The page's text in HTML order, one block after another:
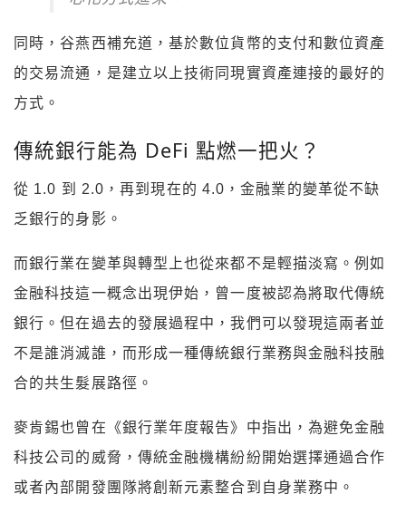
同時，谷燕西補充道，基於數位貨幣的支付和數位資產
的交易流通，是建立以上技術同現實資產連接的最好的
方式。
傳統銀行能為 DeFi 點燃一把火？
從 1.0 到 2.0，再到現在的 4.0，金融業的變革從不缺
乏銀行的身影。
而銀行業在變革與轉型上也從來都不是輕描淡寫。例如
金融科技這一概念出現伊始，曾一度被認為將取代傳統
銀行。但在過去的發展過程中，我們可以發現這兩者並
不是誰消滅誰，而形成一種傳統銀行業務與金融科技融
合的共生髮展路徑。
麥肯錫也曾在《銀行業年度報告》中指出，為避免金融
科技公司的威脅，傳統金融機構紛紛開始選擇通過合作
或者內部開發團隊將創新元素整合到自身業務中。